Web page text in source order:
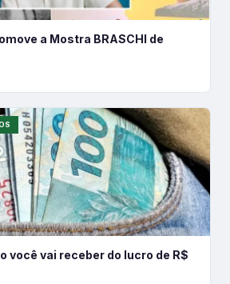
a Mostra BRASCHI de
você vai receber do lucro de R$